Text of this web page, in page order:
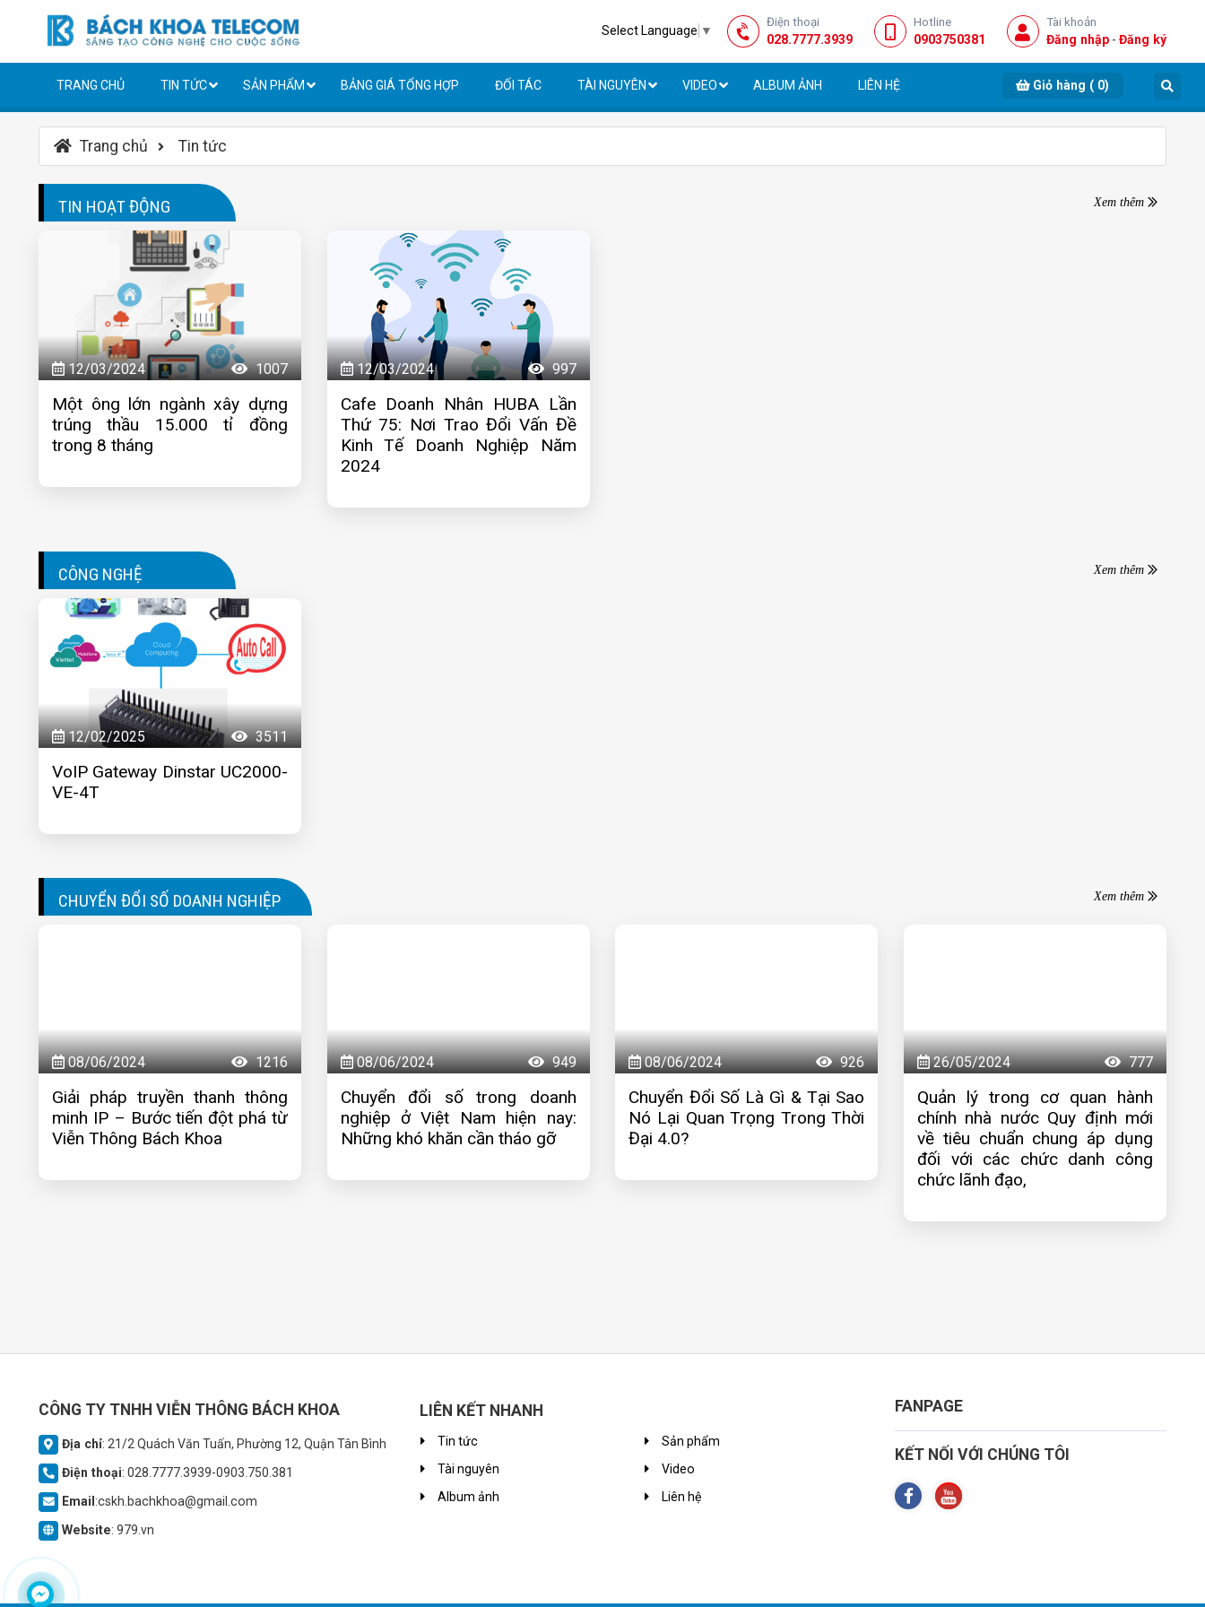
Select Language ▼
Điện thoại
028.7777.3939
Hotline
0903750381
Tài khoản
Đăng nhập - Đăng ký
TRANG CHỦ TIN TỨC SẢN PHẨM BẢNG GIÁ TỔNG HỢP ĐỐI TÁC TÀI NGUYÊN VIDEO ALBUM ẢNH LIÊN HỆ Giỏ hàng ( 0)
Trang chủ Tin tức
TIN HOẠT ĐỘNG Xem thêm
12/03/2024 1007
Một ông lớn ngành xây dựng
trúng thầu 15.000 tỉ đồng
trong 8 tháng
12/03/2024 997
Cafe Doanh Nhân HUBA Lần
Thứ 75: Nơi Trao Đổi Vấn Đề
Kinh Tế Doanh Nghiệp Năm
2024
CÔNG NGHỆ Xem thêm
12/02/2025 3511
VoIP Gateway Dinstar UC2000-
VE-4T
CHUYỂN ĐỔI SỐ DOANH NGHIỆP Xem thêm
08/06/2024 1216
Giải pháp truyền thanh thông
minh IP – Bước tiến đột phá từ
Viễn Thông Bách Khoa
08/06/2024 949
Chuyển đổi số trong doanh
nghiệp ở Việt Nam hiện nay:
Những khó khăn cần tháo gỡ
08/06/2024 926
Chuyển Đổi Số Là Gì & Tại Sao
Nó Lại Quan Trọng Trong Thời
Đại 4.0?
26/05/2024 777
Quản lý trong cơ quan hành
chính nhà nước Quy định mới
về tiêu chuẩn chung áp dụng
đối với các chức danh công
chức lãnh đạo,
LIÊN KẾT NHANH
Tin tức
Sản phẩm
Tài nguyên
Video
Album ảnh
Liên hệ
CÔNG TY TNHH VIỄN THÔNG BÁCH KHOA
Địa chỉ: 21/2 Quách Văn Tuấn, Phường 12, Quận Tân Bình
Điện thoại: 028.7777.3939-0903.750.381
Email :cskh.bachkhoa@gmail.com
Website: 979.vn
FANPAGE
KẾT NỐI VỚI CHÚNG TÔI